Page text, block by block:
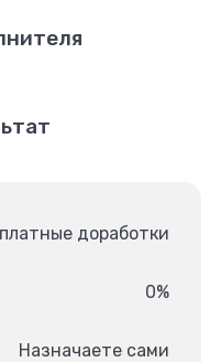
доработки
0%
Назначаете сами